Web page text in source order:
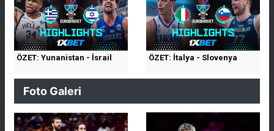
ÖZET: Yunanistan - İsrail ÖZET: İtalya - Slovenya
Foto Galeri